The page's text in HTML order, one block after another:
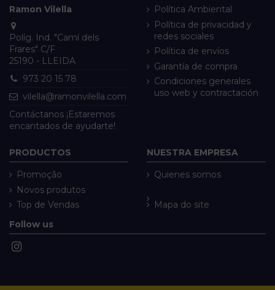
Ramon Vilella
Políg. Ind. "Camí dels
Frares" C/F
25190 - LLEIDA
973 20 15 78
vilella@ramonvilella.com
Contáctanos ¡Estaremos
encantados de ayudarte!
Política Ambiental
Política de privacidad y
redes sociales
Política de envíos
Garantía de compra
Condiciones generales
uso web y contractación
PRODUCTOS
Promoção
Novos produtos
Top de Vendas
NUESTRA EMPRESA
Quienes somos
Mapa do site
Follow us